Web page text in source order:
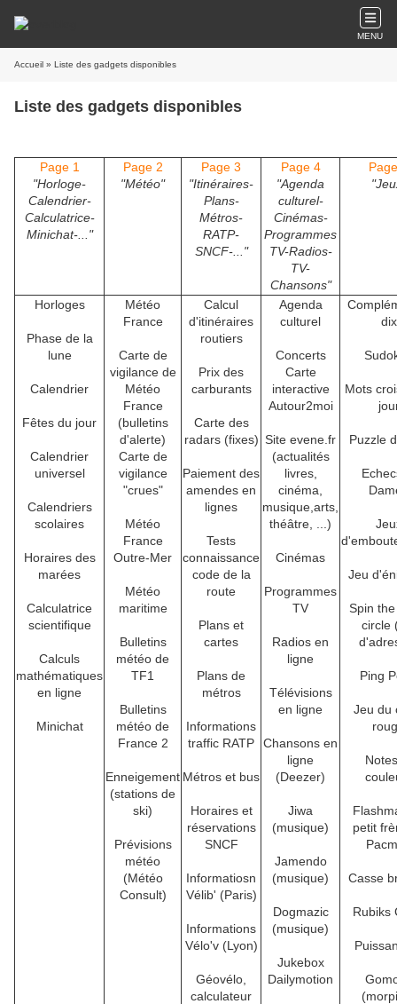
MENU
Accueil » Liste des gadgets disponibles
Liste des gadgets disponibles
Page 1
"Horloge-
Calendrier-
Calculatrice-
Minichat-..."
Page 2
"Météo"
Page 3
"Itinéraires-
Plans-
Métros-
RATP-
SNCF-..."
Page 4
"Agenda
culturel-
Cinémas-
Programmes
TV-Radios-
TV-
Chansons"
Horloges
Phase de la
lune
Calendrier
Fêtes du jour
Calendrier
universel
Calendriers
scolaires
Horaires des
marées
Calculatrice
scientifique
Calculs
mathématiques
en ligne
Minichat
Météo
France
Carte de
vigilance de
Météo
France
(bulletins
d'alerte)
Carte de
vigilance
"crues"
Météo
France
Outre-Mer
Météo
maritime
Bulletins
météo de
TF1
Bulletins
météo de
France 2
Enneigement
(stations de
ski)
Prévisions
météo
(Météo
Consult)
Calcul
d'itinéraires
routiers
Prix des
carburants
Carte des
radars (fixes)
Paiement des
amendes en
lignes
Tests
connaissance
code de la
route
Plans et
cartes
Plans de
métros
Informations
traffic RATP
Métros et bus
Horaires et
réservations
SNCF
Informatiosn
Vélib' (Paris)
Informations
Vélo'v (Lyon)
Géovélo,
calculateur
Agenda
culturel
Concerts
Carte
interactive
Autour2moi
Site evene.fr
(actualités
livres,
cinéma,
musique,arts,
théâtre, ...)
Cinémas
Programmes
TV
Radios en
ligne
Télévisions
en ligne
Chansons en
ligne
(Deezer)
Jiwa
(musique)
Jamendo
(musique)
Dogmazic
(musique)
Jukebox
Dailymotion
dix
Mots
Puzzle
Jeu
Spin
circle
Ping
Jeu du
petit
Casse
Rubiks